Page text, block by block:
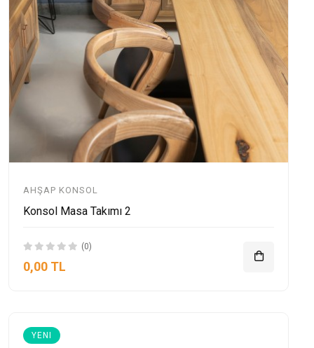
AHŞAP KONSOL
Konsol Masa Takımı 2
(0)
0,00 TL
YENI